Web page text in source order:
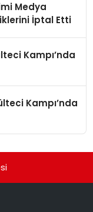
Medya
İptal Etti
Kampı’nda
Kampı’nda